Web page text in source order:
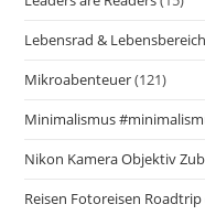
Lebensrad &
Mikroabenteuer(121)
Minimalismus
Nikon Kamera Objektiv
Reisen Fotoreisen Roadtrip